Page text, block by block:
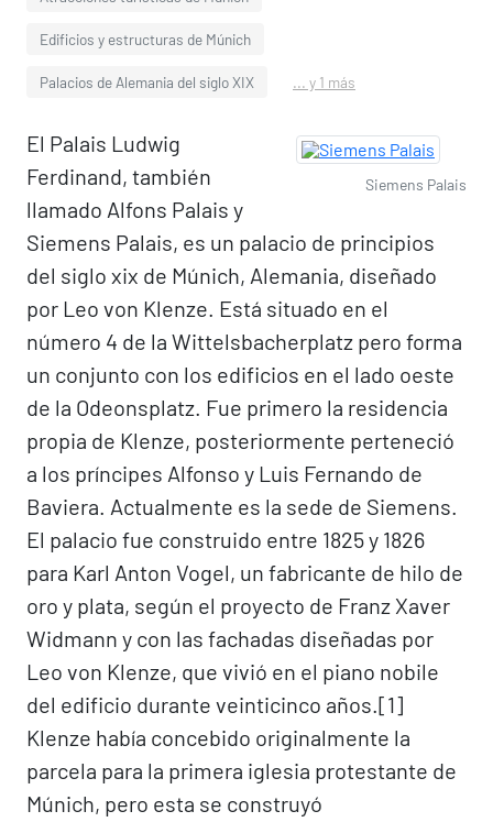
Edificios y estructuras de Múnich
Palacios de Alemania del siglo XIX ... y 1 más
Siemens Palais
El Palais Ludwig
Ferdinand, también
llamado Alfons Palais y
Siemens Palais, es un palacio de principios
del siglo xix de Múnich, Alemania, diseñado
por Leo von Klenze. Está situado en el
número 4 de la Wittelsbacherplatz pero forma
un conjunto con los edificios en el lado oeste
de la Odeonsplatz. Fue primero la residencia
propia de Klenze, posteriormente perteneció
a los príncipes Alfonso y Luis Fernando de
Baviera. Actualmente es la sede de Siemens.
El palacio fue construido entre 1825 y 1826
para Karl Anton Vogel, un fabricante de hilo de
oro y plata, según el proyecto de Franz Xaver
Widmann y con las fachadas diseñadas por
Leo von Klenze, que vivió en el piano nobile
del edificio durante veinticinco años.[1]​
Klenze había concebido originalmente la
parcela para la primera iglesia protestante de
Múnich, pero esta se construyó